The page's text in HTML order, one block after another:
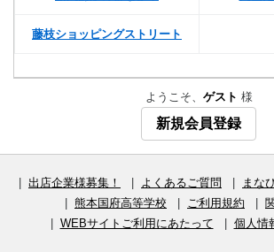
藤枝ショッピングストリート
ようこそ、 ゲスト 様
新規会員登録
出店企業様募集！ よくあるご質問 まな
熊本国府高等学校 ご利用規約
WEBサイトご利用にあたって 個人情